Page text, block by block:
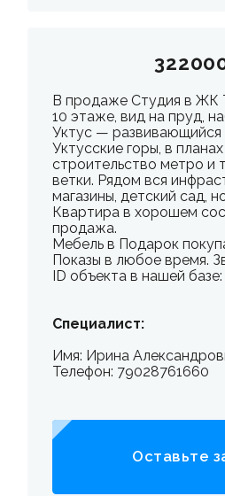
В продаже Студия в ЖК
10 этаже, вид на пруд,
Уктус — развивающийся
Уктусские горы, в
строительство метро и
ветки. Рядом вся
магазины, детский сад,
Квартира в хорошем
продажа.
Мебель в Подарок
Показы в любое время.
ID объекта в нашей
Специалист:
Имя: Ирина
Телефон: 79028761660
Оставьте